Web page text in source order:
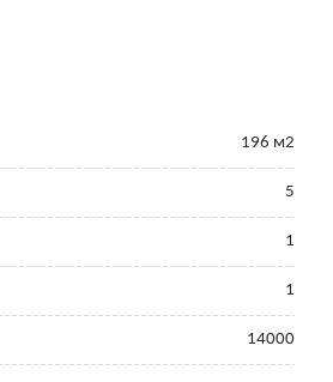
196 м2
5
1
1
14000